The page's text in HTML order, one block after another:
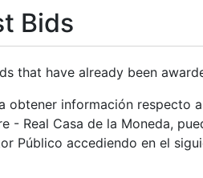
Bids
that have already been
obtener información respecto a
- Real Casa de la Moneda,
Público accediendo en el